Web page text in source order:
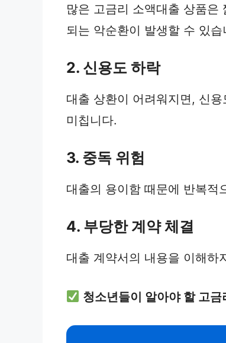
많은 고금리 소액대출 상품은
되는 악순환이 발생할 수 있습
2. 신용도 하락
대출 상환이 어려워지면, 신
미칩니다.
3. 중독 위험
대출의 용이함 때문에 반복적
4. 부당한 계약 체결
대출 계약서의 내용을 이해하
청소년들이 알아야 할 고